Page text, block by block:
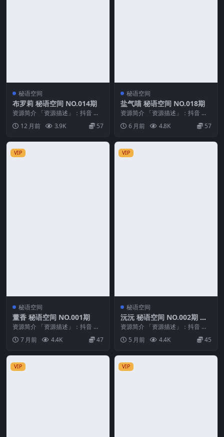
秘语空间
布罗莉 秘语空间 NO.014期
资源简介 「资源描述」：抖音 布
罗莉 秘语空间 NO.014期 【11P1
V】 ...12 月前 3.9K 57
秘语空间
盐气喵 秘语空间 NO.018期
资源简介 「资源描述」：抖音 盐
气喵 秘语空间 NO.018期 【19P1
V】 ...6 月前 4.8K 57
VIP
秘语空间
董香 秘语空间 NO.001期
资源简介 「资源描述」：抖音 董
香 秘语空间 NO.001期 【11P8V】
「...7 月前 4.4K 47
VIP
秘语空间
沅沅 秘语空间 NO.002期 最
新至：2026.2.18
资源简介 「资源描述」：抖音 沅
沅 秘语空间 NO.002期 【28P3V】
最新...5 月前 4.4K 45
VIP VIP